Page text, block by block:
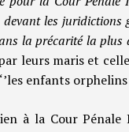
devant les
la précarité la plus
leurs maris et
enfants
à la Cour